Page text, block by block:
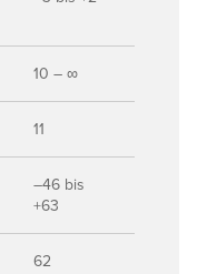
10 – ∞
11
–46 bis
+63
62